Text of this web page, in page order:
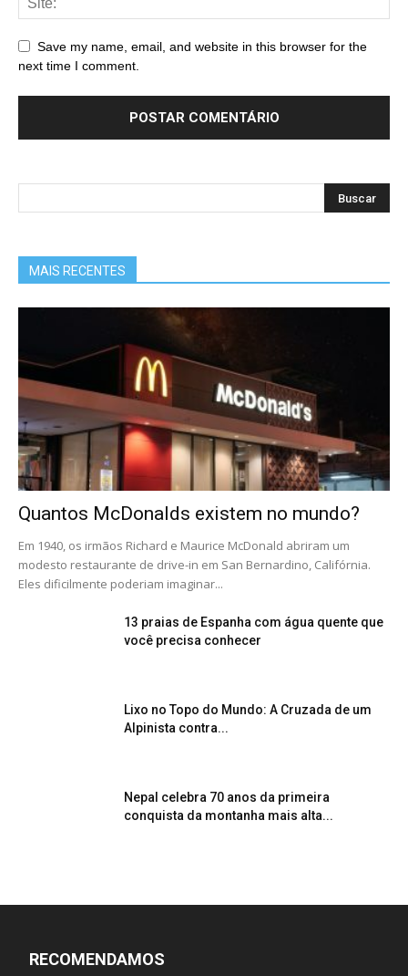
Save my name, email, and website in this browser for the
next time I comment.
MAIS RECENTES
Quantos McDonalds existem no mundo?
Em 1940, os irmãos Richard e Maurice McDonald abriram um
modesto restaurante de drive-in em San Bernardino, Califórnia.
Eles dificilmente poderiam imaginar...
13 praias de Espanha com água quente que
você precisa conhecer
Lixo no Topo do Mundo: A Cruzada de um
Alpinista contra...
Nepal celebra 70 anos da primeira
conquista da montanha mais alta...
RECOMENDAMOS